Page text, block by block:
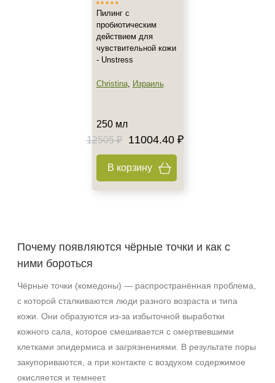
Пилинг с
пробиотическим
действием для
чувствительной кожи
- Unstress
Christina, Израиль
250 мл
12505 ₽
11004.40 ₽
В корзину
Почему появляются чёрные точки и как с
ними бороться
Чёрные точки (комедоны) — распространённая проблема,
с которой сталкиваются люди разного возраста и типа
кожи. Они образуются из‑за избыточной выработки
кожного сала, которое смешивается с омертвевшими
клетками эпидермиса и загрязнениями. В результате поры
закупориваются, а при контакте с воздухом содержимое
окисляется и темнеет.